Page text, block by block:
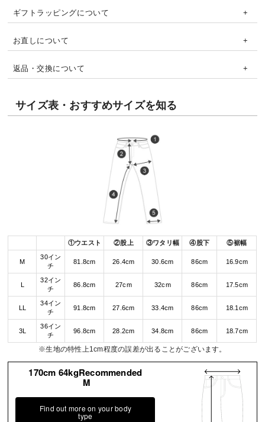
ギフトラッピングについて
お直しについて
返品・交換について
サイズ表・おすすめサイズを知る
①ウエスト ②股上 ③ワタリ幅 ④股下 ⑤裾幅
M
30イン
チ
81.8cm 26.4cm 30.6cm 86cm 16.9cm
L
32イン
チ
86.8cm 27cm 32cm 86cm 17.5cm
LL
34イン
チ
91.8cm 27.6cm 33.4cm 86cm 18.1cm
3L
36イン
チ
96.8cm 28.2cm 34.8cm 86cm 18.7cm
※生地の特性上1cm程度の誤差が出ることがございます。
170cm 64kgRecommended
M
Find out more on your body
type